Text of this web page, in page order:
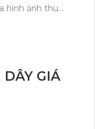
hình ảnh thu
giúp không
môi trường
này phù
GIÁ